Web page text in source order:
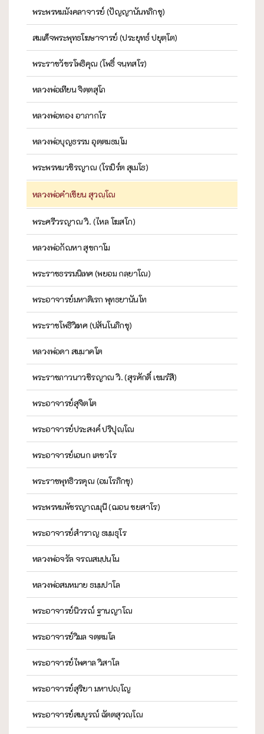
พระพรหมมังคลาจารย์ (ปัญญานันทภิกขุ)
สมเด็จพระพุทธโฆษาจารย์ (ประยุทธ์ ปยุตฺโต)
พระราชวัชรโพธิคุณ (โพธิ์ จนฺทสโร)
หลวงพ่อเทียน จิตฺตสุโภ
หลวงพ่อทอง อาภากโร
หลวงพ่อบุญธรรม อุตฺตมธมฺโม
พระพรหมวชิรญาณ (โรเบิร์ต สุเมโธ)
หลวงพ่อคำเขียน สุวณฺโณ
พระศรีวรญาณ วิ. (ไหล โฆสโก)
หลวงพ่อกัณหา สุขกาโม
พระราชธรรมนิเทศ (พยอม กลฺยาโณ)
พระอาจารย์มหาดิเรก พุทธยานันโท
พระราชโพธิวิเทศ (ปสันโนภิกขุ)
หลวงพ่อดา สมฺมาคโต
พระราชภาวนาวชิรญาณ วิ. (สุรศักดิ์ เขมรํสี)
พระอาจารย์สุจิตโต
พระอาจารย์ประสงค์ ปริปุณฺโณ
พระอาจารย์เอนก เตชวโร
พระราชพุทธิวรคุณ (อมโรภิกขุ)
พระพรหมพัชรญาณมุนี (ฌอน ชยสาโร)
พระอาจารย์สำราญ ธมฺมธุโร
หลวงพ่อจรัล จรณสมฺปนฺโน
หลวงพ่อสมหมาย ธมฺมปาโล
พระอาจารย์นิวรณ์ ฐานญาโณ
พระอาจารย์วิมล จตฺตมโล
พระอาจารย์ไพศาล วิสาโล
พระอาจารย์สุริยา มหาปญฺโญ
พระอาจารย์สมบูรณ์ ฉัตตสุวณฺโณ